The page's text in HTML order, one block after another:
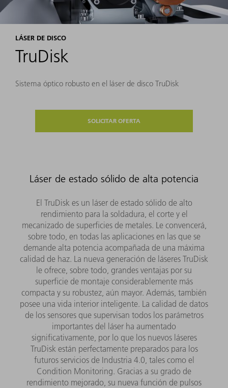
LÁSER DE DISCO
TruDisk
Sistema óptico robusto en el láser de disco TruDisk
SOLICITAR OFERTA
Láser de estado sólido de alta potencia
El TruDisk es un láser de estado sólido de alto
rendimiento para la soldadura, el corte y el
mecanizado de superficies de metales. Le convencerá,
sobre todo, en todas las aplicaciones en las que se
demande alta potencia acompañada de una máxima
calidad de haz. La nueva generación de láseres TruDisk
le ofrece, sobre todo, grandes ventajas por su
superficie de montaje considerablemente más
compacta y su robustez, aún mayor. Además, también
posee una vida interior inteligente. La calidad de datos
de los sensores que supervisan todos los parámetros
importantes del láser ha aumentado
significativamente, por lo que los nuevos láseres
TruDisk están perfectamente preparados para los
futuros servicios de Industria 4.0, tales como el
Condition Monitoring. Gracias a su grado de
rendimiento mejorado, su nueva función de pulsos